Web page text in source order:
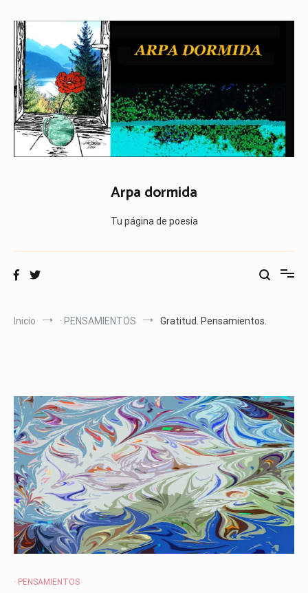
contenido
Arpa dormida
Tu página de poesía
Inicio · PENSAMIENTOS Gratitud. Pensamientos.
· PENSAMIENTOS